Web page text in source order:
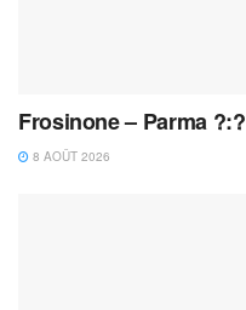
Frosinone – Parma ?:?
8 AOÛT 2026